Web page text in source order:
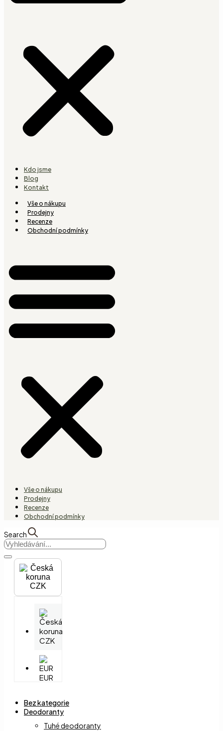
Kdo jsme
Blog
Kontakt
Vše o nákupu
Prodejny
Recenze
Obchodní podmínky
Vše o nákupu
Prodejny
Recenze
Obchodní podmínky
Search
CZK
CZK
EUR
Bez kategorie
Deodoranty
Tuhé deodoranty